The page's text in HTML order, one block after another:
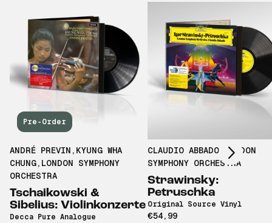
Pre-Order
ANDRÉ PREVIN , KYUNG WHA
CHUNG, LONDON SYMPHONY
ORCHESTRA
Tschaikowski &
Sibelius: Violinkonzerte
Decca Pure Analogue
CLAUDIO ABBADO
LONDON
SYMPHONY ORCHESTRA
Strawinsky:
Petruschka
Original Source Vinyl
€54,99
Scroll right